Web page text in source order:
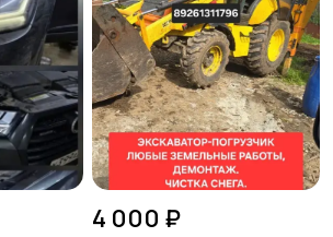
4 000 ₽